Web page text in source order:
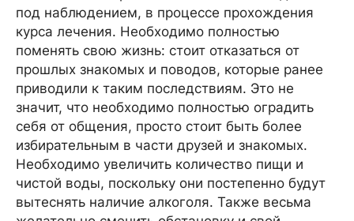
под наблюдением, в процессе прохождения
курса лечения. Необходимо полностью
поменять свою жизнь: стоит отказаться от
прошлых знакомых и поводов, которые ранее
приводили к таким последствиям. Это не
значит, что необходимо полностью оградить
себя от общения, просто стоит быть более
избирательным в части друзей и знакомых.
Необходимо увеличить количество пищи и
чистой воды, поскольку они постепенно будут
вытеснять наличие алкоголя. Также весьма